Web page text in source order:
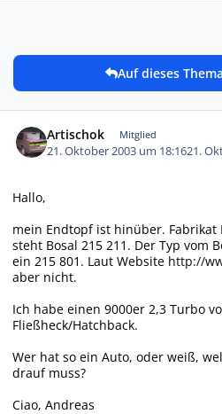
Auf dieses
Artischok Mitglied
21. Oktober 2003 um 18:1621.
Hallo,
mein Endtopf ist hinüber. Fabrikat
steht Bosal 215 211. Der Typ vom
ein 215 801. Laut Website http://
aber nicht.
Ich habe einen 9000er 2,3 Turbo
Fließheck/Hatchback.
Wer hat so ein Auto, oder weiß,
drauf muss?
Ciao, Andreas